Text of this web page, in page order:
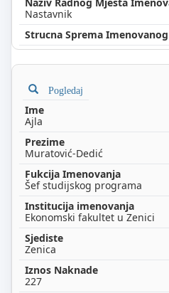
Nastavnik
Pogledaj
Ajla
Muratović-Dedić
Šef studijskog programa
Ekonomski fakultet u Zenici
Zenica
227